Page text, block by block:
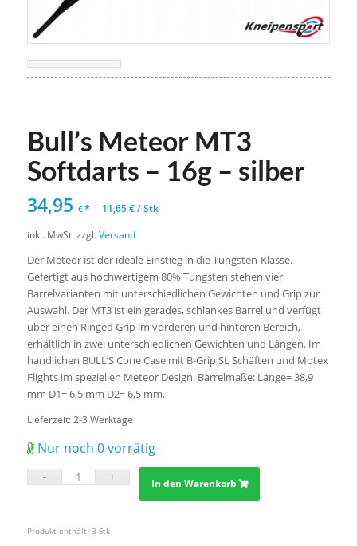
Bull’s Meteor MT3
Softdarts – 16g – silber
34,95 €* 11,65€/Stk
inkl. MwSt. zzgl. Versand
Der Meteor ist der ideale Einstieg in die Tungsten-Klasse.
Gefertigt aus hochwertigem 80% Tungsten stehen vier
Barrelvarianten mit unterschiedlichen Gewichten und Grip zur
Auswahl. Der MT3 ist ein gerades, schlankes Barrel und verfügt
über einen Ringed Grip im vorderen und hinteren Bereich,
erhältlich in zwei unterschiedlichen Gewichten und Längen. Im
handlichen BULL’S Cone Case mit B-Grip SL Schäften und Motex
Flights im speziellen Meteor Design. Barrelmaße: Länge= 38,9
mm D1= 6,5 mm D2= 6,5 mm.
Lieferzeit: 2-3 Werktage
Nur noch 0 vorrätig
In den Warenkorb
Produkt enthält: 3 Stk